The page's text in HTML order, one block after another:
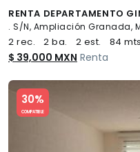
RENTA DEPARTAMENTO
. S/N, Ampliación Granada,
2 rec. 2 ba. 2 est. 84
$ 39,000 MXN Renta
30%
COMPATIBLE
Slide 1 of 5